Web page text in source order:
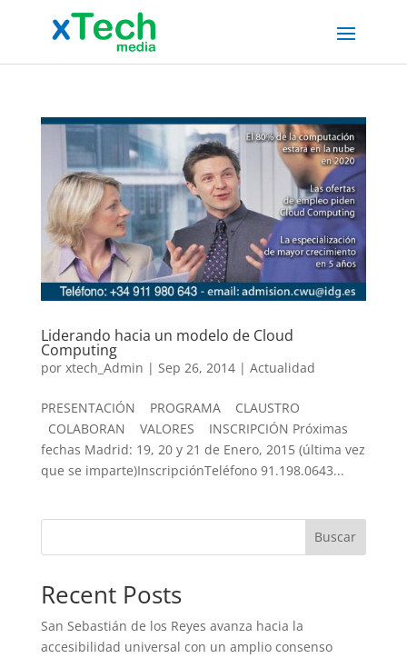
Liderando hacia un modelo de Cloud
Computing
por xtech_Admin | Sep 26, 2014| Actualidad
PRESENTACIÓN PROGRAMA CLAUSTRO
COLABORAN VALORES INSCRIPCIÓN Próximas
fechas Madrid: 19, 20 y 21 de Enero, 2015 (última vez
que se imparte)InscripciónTeléfono 91.198.0643...
Buscar
Recent Posts
San Sebastián de los Reyes avanza hacia la
accesibilidad universal con un amplio consenso